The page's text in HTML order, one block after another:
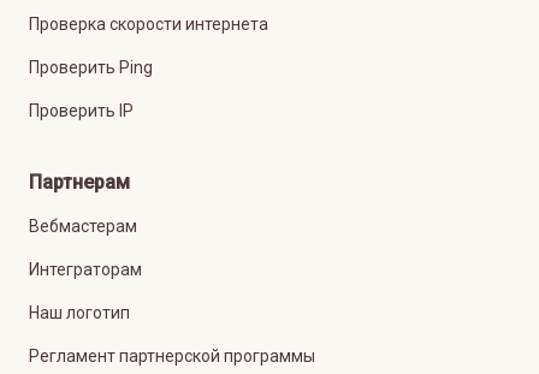
Проверка скорости интернета
Проверить Ping
Проверить IP
Партнерам
Вебмастерам
Интеграторам
Наш логотип
Регламент партнерской программы